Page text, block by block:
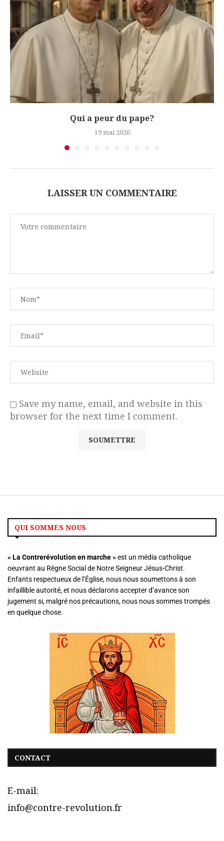
Qui a peur du pape?
19 mai 2026
LAISSER UN COMMENTAIRE
Save my name, email, and website in this
browser for the next time I comment.
QUI SOMMES NOUS
« La Contrerévolution en marche »est un média catholique
oeuvrant au Règne Social de Notre Seigneur Jésus-Christ.
Enfants respectueux de l’Église, nous nous soumettons à son
infaillible autorité, et nous déclarons accepter d’avance son
jugement si, malgré nos précautions, nous nous sommes trompés
en quelque chose.
CONTACT
E-mail:
info@contre-revolution.fr